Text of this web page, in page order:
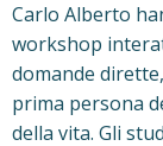
Carlo Alberto
workshop
domande
prima persona
della vita. Gli